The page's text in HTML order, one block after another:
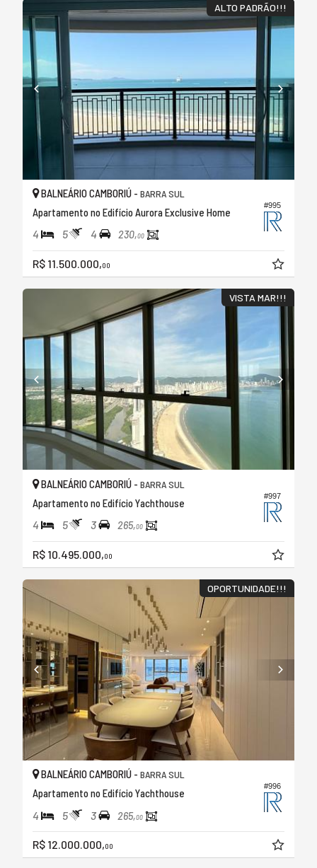
ALTO PADRÃO!!!
#995
BALNEÁRIO CAMBORIÚ - BARRA SUL
Apartamento no Edifício Aurora Exclusive Home
4 5 4 230,00
R$ 11.500.000,00
VISTA MAR!!!
#997
BALNEÁRIO CAMBORIÚ - BARRA SUL
Apartamento no Edifício Yachthouse
4 5 3 265,00
R$ 10.495.000,00
OPORTUNIDADE!!!
#996
BALNEÁRIO CAMBORIÚ - BARRA SUL
Apartamento no Edifício Yachthouse
4 5 3 265,00
R$ 12.000.000,00